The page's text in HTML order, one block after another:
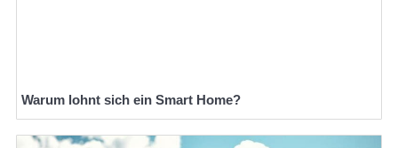
Warum lohnt sich ein Smart Home?